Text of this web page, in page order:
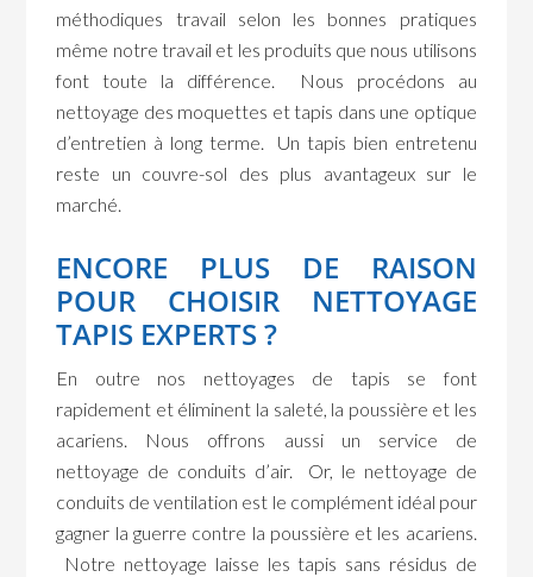
méthodiques travail selon les bonnes pratiques
même notre travail et les produits que nous utilisons
font toute la différence. Nous procédons au
nettoyage des moquettes et tapis dans une optique
d’entretien à long terme. Un tapis bien entretenu
reste un couvre-sol des plus avantageux sur le
marché.
ENCORE PLUS DE RAISON
POUR CHOISIR NETTOYAGE
TAPIS EXPERTS ?
En outre nos nettoyages de tapis se font
rapidement et éliminent la saleté, la poussière et les
acariens. Nous offrons aussi un service de
nettoyage de conduits d’air. Or, le nettoyage de
conduits de ventilation est le complément idéal pour
gagner la guerre contre la poussière et les acariens.
Notre nettoyage laisse les tapis sans résidus de